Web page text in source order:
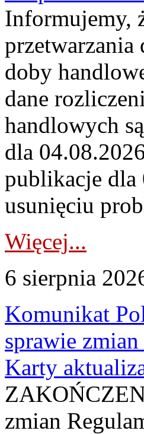
Informujemy,
przetwarzania
doby
dane
handlowych
dla
publikacje dla
usunięciu
Więcej...
6 sierpnia
Komunikat
sprawie
Karty
zmian